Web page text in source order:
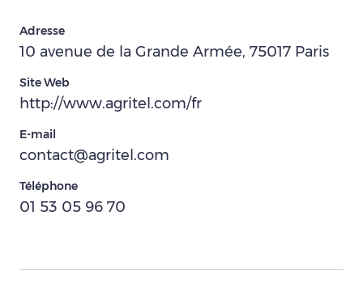
Adresse
10 avenue de la Grande Armée, 75017 Paris
Site Web
http://www.agritel.com/fr
E-mail
contact@agritel.com
Téléphone
01 53 05 96 70